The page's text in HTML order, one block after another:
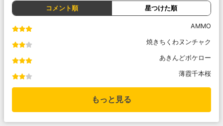
コメント順 星つけた順
AMMO
焼きちくわヌンチャク
あきんどボケロー
薄霞千本桜
もっと見る